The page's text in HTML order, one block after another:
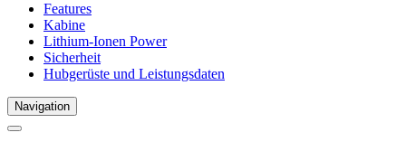
Features
Kabine
Lithium-Ionen Power
Sicherheit
Hubgerüste und Leistungsdaten
Navigation